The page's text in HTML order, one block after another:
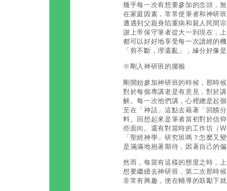
幾乎每一次有想要參加的念頭，
在家庭因素，常常使筆者和神研
遭遇到父親身陷重病和親人民間
謝上帝保守筆者從大一到現在，
都可以好好地享受每一次讀經的
「剪不斷，理還亂」，緣分好像
※剛入神研班的揶揄
剛開始參加神研班的時候，那時
對於每個專講老是有意見，對於
解。每一次他們講，心裡總是起
至在「神話」這點去藉著「回饋
料。回想起來是筆者當初對於信
些面向。還有對當時的工作坊（
「聖經神學」研究班嗎？怎麼又
是滿滿地抱著期待，因著自己的
然而，每當有這樣的態度之時，
想要繼續去神研班，第二次那時
非常有興趣，便在輔導的鼓勵下